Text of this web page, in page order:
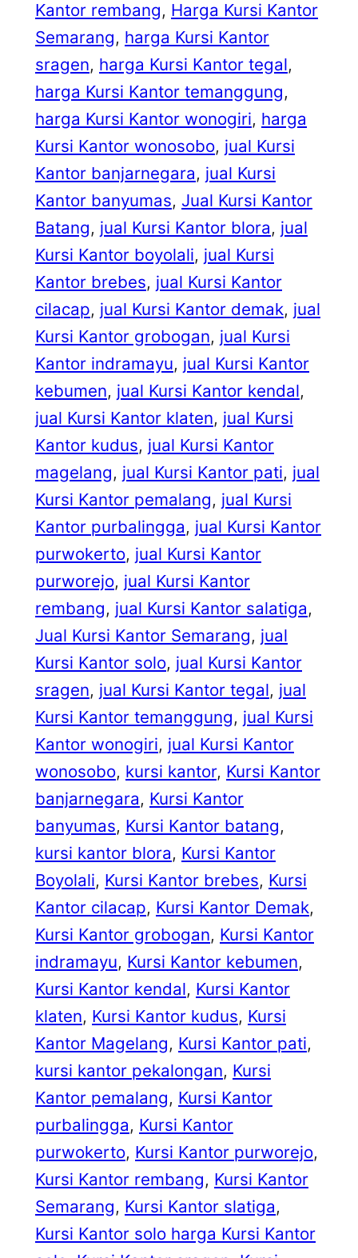
Kantor rembang, Harga Kursi Kantor
Semarang, harga Kursi Kantor
sragen, harga Kursi Kantor tegal
harga Kursi Kantor temanggung
harga Kursi Kantor wonogiri, harga
Kursi Kantor wonosobo, jual Kursi
Kantor banjarnegara, jual Kursi
Kantor banyumas, Jual Kursi Kantor
Batang, jual Kursi Kantor blora, jual
Kursi Kantor boyolali, jual Kursi
Kantor brebes, jual Kursi Kantor
cilacap, jual Kursi Kantor demak, jual
Kursi Kantor grobogan, jual Kursi
Kantor indramayu, jual Kursi Kantor
kebumen, jual Kursi Kantor kendal
jual Kursi Kantor klaten, jual Kursi
Kantor kudus, jual Kursi Kantor
magelang, jual Kursi Kantor pati, jual
Kursi Kantor pemalang, jual Kursi
Kantor purbalingga, jual Kursi Kantor
purwokerto, jual Kursi Kantor
purworejo, jual Kursi Kantor
rembang, jual Kursi Kantor salatiga
Jual Kursi Kantor Semarang, jual
Kursi Kantor solo, jual Kursi Kantor
sragen, jual Kursi Kantor tegal, jual
Kursi Kantor temanggung, jual Kursi
Kantor wonogiri, jual Kursi Kantor
wonosobo, kursi kantor, Kursi Kantor
banjarnegara, Kursi Kantor
banyumas, Kursi Kantor batang
kursi kantor blora, Kursi Kantor
Boyolali, Kursi Kantor brebes, Kursi
Kantor cilacap, Kursi Kantor Demak
Kursi Kantor grobogan, Kursi Kantor
indramayu, Kursi Kantor kebumen
Kursi Kantor kendal, Kursi Kantor
klaten, Kursi Kantor kudus, Kursi
Kantor Magelang, Kursi Kantor pati
kursi kantor pekalongan, Kursi
Kantor pemalang, Kursi Kantor
purbalingga, Kursi Kantor
purwokerto, Kursi Kantor purworejo
Kursi Kantor rembang, Kursi Kantor
Semarang, Kursi Kantor slatiga
Kursi Kantor solo harga Kursi Kantor